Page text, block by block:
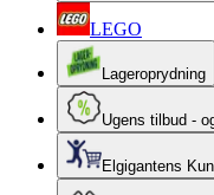
LEGO
Lageroprydning
Ugens tilbud -
Elgigantens